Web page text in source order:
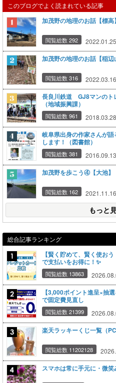
このブログでよく読まれている記事
加茂野の地理のお話【標高】
閲覧総数 292
加茂野の地理のお話【稲辺
閲覧総数 316
長良川鉄道 GJ8マンのト
（地域振興課）
閲覧総数 961
岐阜県出身の作家さんが
します！（図書館）
閲覧総数 381
加茂野を歩こう④【大池】
閲覧総数 162
もっと
総合記事ランキング
【賢く貯めて、賢く使お
で支払いをお得に！✨
閲覧総数 13863
【3,000ポイント進呈×抽
で固定費見直し
閲覧総数 21399
楽天ラッキーくじ一覧（PC
閲覧総数 11202128
スマホは常に手元に・微